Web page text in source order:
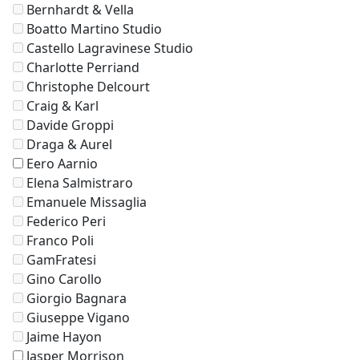
Bernhardt & Vella
Boatto Martino Studio
Castello Lagravinese Studio
Charlotte Perriand
Christophe Delcourt
Craig & Karl
Davide Groppi
Draga & Aurel
Eero Aarnio
Elena Salmistraro
Emanuele Missaglia
Federico Peri
Franco Poli
GamFratesi
Gino Carollo
Giorgio Bagnara
Giuseppe Vigano
Jaime Hayon
Jasper Morrison